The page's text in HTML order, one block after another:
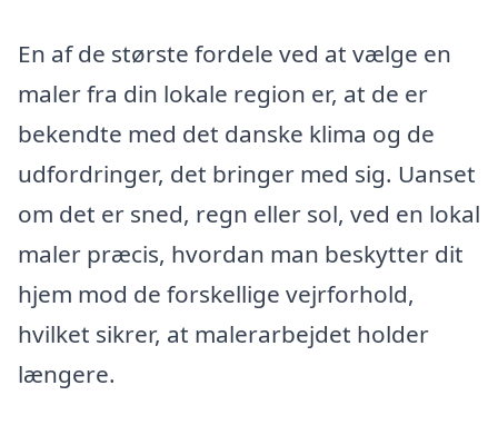
En af de største fordele ved at vælge en
maler fra din lokale region er, at de er
bekendte med det danske klima og de
udfordringer, det bringer med sig. Uanset
om det er sned, regn eller sol, ved en lokal
maler præcis, hvordan man beskytter dit
hjem mod de forskellige vejrforhold,
hvilket sikrer, at malerarbejdet holder
længere.